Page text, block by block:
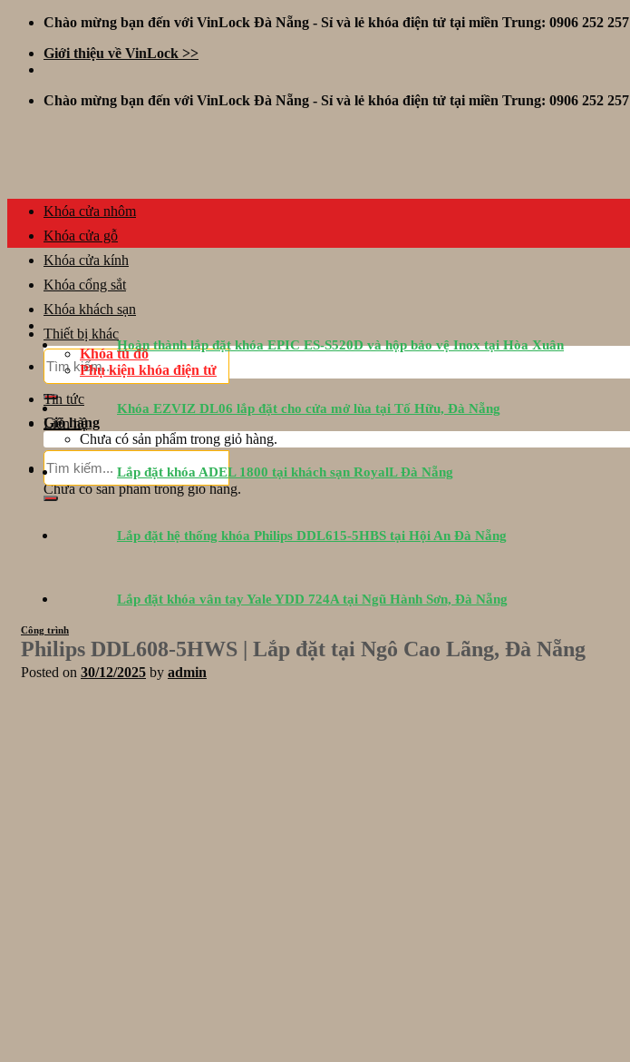
Skip
content
Chào mừng bạn đến với VinLock Đà Nẵng - Sỉ và lẻ khóa điện tử tại miền Trung: 0906 252 257
Giới thiệu về VinLock >>
Chào mừng bạn đến với VinLock Đà Nẵng - Sỉ và lẻ khóa điện tử tại miền Trung: 0906 252 257
Tìm
kiếm:
Giỏ hàng
Chưa có sản phẩm trong giỏ hàng.
Giỏ hàng
Chưa có sản phẩm trong giỏ hàng.
Khóa cửa nhôm
Khóa cửa gỗ
Khóa cửa kính
Khóa cổng sắt
Khóa khách sạn
Thiết bị khác
Khóa tủ đồ
Phụ kiện khóa điện tử
Tin tức
Liên hệ
Tìm
kiếm:
Hoàn thành lắp đặt khóa EPIC ES-S520D và hộp bảo vệ Inox tại Hòa Xuân
Khóa EZVIZ DL06 lắp đặt cho cửa mở lùa tại Tố Hữu, Đà Nẵng
Lắp đặt khóa ADEL 1800 tại khách sạn RoyalL Đà Nẵng
Lắp đặt hệ thống khóa Philips DDL615-5HBS tại Hội An Đà Nẵng
Lắp đặt khóa vân tay Yale YDD 724A tại Ngũ Hành Sơn, Đà Nẵng
Công trình
Philips DDL608-5HWS | Lắp đặt tại Ngô Cao Lãng, Đà Nẵng
Posted on 30/12/2025 by admin